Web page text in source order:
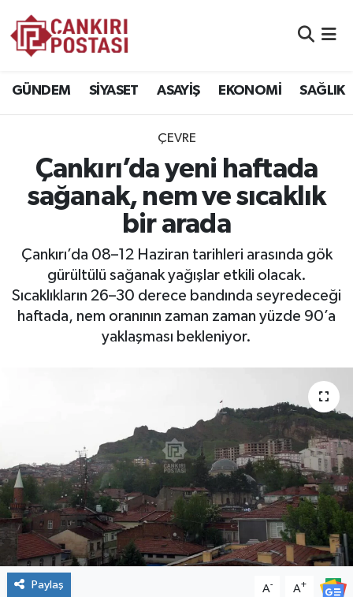
GÜNDEM SİYASET ASAYİŞ EKONOMİ SAĞLIK
ÇEVRE
Çankırı’da yeni haftada
sağanak, nem ve sıcaklık
bir arada
Çankırı’da 08–12 Haziran tarihleri arasında gök
gürültülü sağanak yağışlar etkili olacak.
Sıcaklıkların 26–30 derece bandında seyredeceği
haftada, nem oranının zaman zaman yüzde 90’a
yaklaşması bekleniyor.
Paylaş A- A+
EKONOMİ
SPOR
EĞİTİM
RESMİ İLANLAR
KÜLTÜR
TURİZM
MAGAZİN
Trafik Durumu
Süper Lig Puan Durumu ve Fikstür
Tüm Manşetler
Son Dakika Haberleri
Haber Arşivi